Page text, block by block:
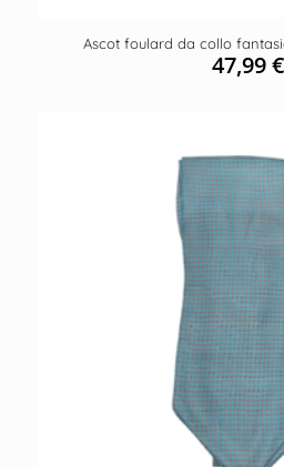
Ascot foulard da collo
47,99€